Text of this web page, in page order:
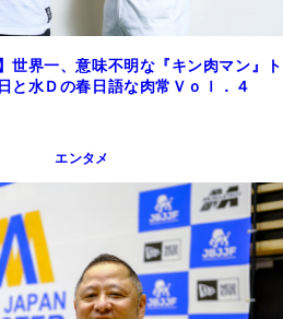
世界一、意味不明な『キン肉マン』ト
水Ｄの春日語な肉常Ｖｏｌ．４
エンタメ